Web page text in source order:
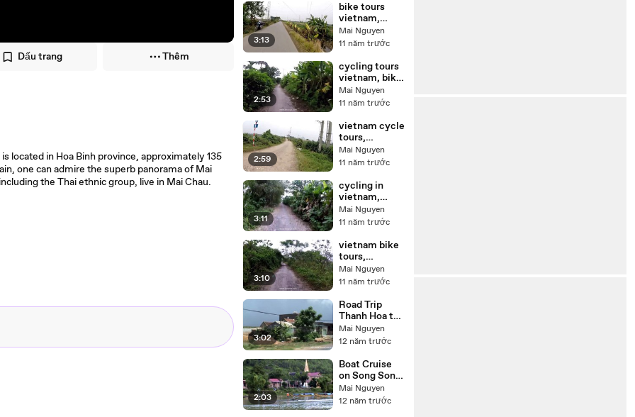
Dấu trang Thêm
located in Hoa Binh province, approximately 135
one can admire the superb panorama of Mai
the Thai ethnic group, live in Mai Chau.
3:13
bike tours
vietnam,
biking in
vietnam
Mai Nguyen
11 năm trước
2:53
cycling tours
vietnam, bike
tour vietnam
Mai Nguyen
11 năm trước
2:59
vietnam cycle
tours,
vietnam bike
tour
Mai Nguyen
11 năm trước
3:11
cycling in
vietnam,
vietnam
cycling tour
Mai Nguyen
11 năm trước
3:10
vietnam bike
tours,
vietnam
cycling tours
Mai Nguyen
11 năm trước
3:02
Road Trip
Thanh Hoa to
Quang Binh
Mai Nguyen
12 năm trước
2:03
Boat Cruise
on Song Son
River Quang
Binh
Mai Nguyen
12 năm trước